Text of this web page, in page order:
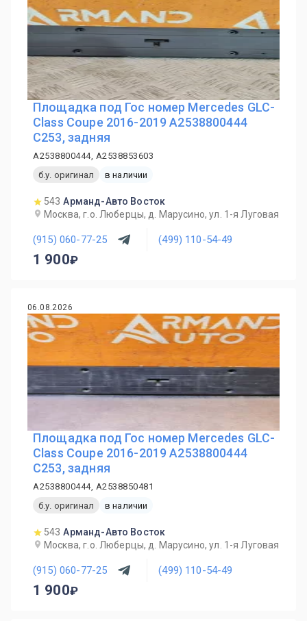
Площадка под Гос номер Mercedes GLC-
Class Coupe 2016-2019 A2538800444
C253, задняя
A2538800444, A2538853603
б.у. оригинал
в наличии
543 Арманд-Авто Восток
Москва, г.о. Люберцы, д. Марусино, ул. 1-я Луговая
(915) 060-77-25 (499) 110-54-49
1 900
06.08.2026
Площадка под Гос номер Mercedes GLC-
Class Coupe 2016-2019 A2538800444
C253, задняя
A2538800444, A2538850481
б.у. оригинал
в наличии
543 Арманд-Авто Восток
Москва, г.о. Люберцы, д. Марусино, ул. 1-я Луговая
(915) 060-77-25 (499) 110-54-49
1 900